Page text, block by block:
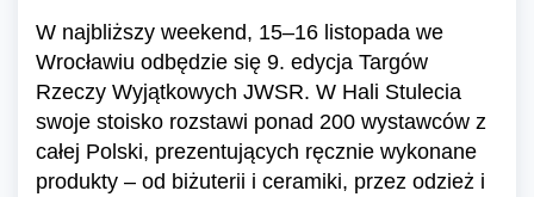
W najbliższy weekend, 15–16 listopada we
Wrocławiu odbędzie się 9. edycja Targów
Rzeczy Wyjątkowych JWSR. W Hali Stulecia
swoje stoisko rozstawi ponad 200 wystawców z
całej Polski, prezentujących ręcznie wykonane
produkty – od biżuterii i ceramiki, przez odzież i